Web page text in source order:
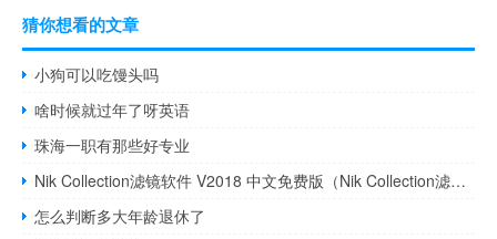
猜你想看的文章
小狗可以吃馒头吗
啥时候就过年了呀英语
珠海一职有那些好专业
Nik Collection滤镜软件 V2018 中文免费版（Nik Collection滤镜软件 V2018 中文免费版功能简介）
怎么判断多大年龄退休了